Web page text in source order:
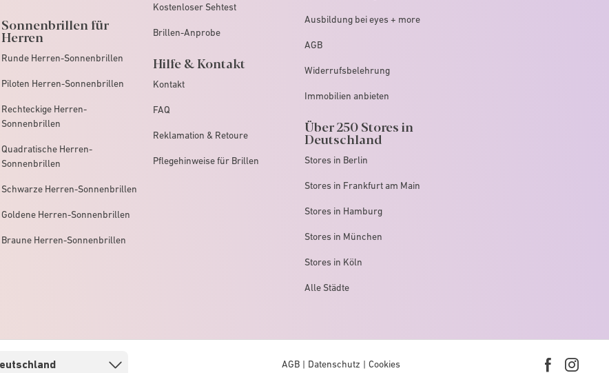
Sonnenbrillen für
Herren
Runde Herren-Sonnenbrillen
Piloten Herren-Sonnenbrillen
Rechteckige Herren-
Sonnenbrillen
Quadratische Herren-
Sonnenbrillen
Schwarze Herren-Sonnenbrillen
Goldene Herren-Sonnenbrillen
Braune Herren-Sonnenbrillen
Kostenloser Sehtest
Brillen-Anprobe
Hilfe & Kontakt
Kontakt
FAQ
Reklamation & Retoure
Pflegehinweise für Brillen
Ausbildung bei eyes + more
AGB
Widerrufsbelehrung
Immobilien anbieten
Über 250 Stores in
Deutschland
Stores in Berlin
Stores in Frankfurt am Main
Stores in Hamburg
Stores in München
Stores in Köln
Alle Städte
AGB Datenschutz Cookies